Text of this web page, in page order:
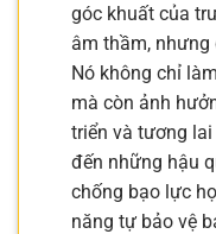
góc khuất của
âm thầm,
Nó không chỉ
mà còn ảnh
triển và tương
đến những hậu
chống bạo lực
năng tự bảo vệ